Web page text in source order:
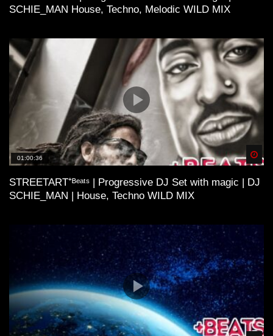
SCHIE_MAN House, Techno, Melodic WILD MIX
01:00:36
STREETART⁺ᴮᵉᵃᵗˢ | Progressive DJ Set with magic | DJ
SCHIE_MAN | House, Techno WILD MIX